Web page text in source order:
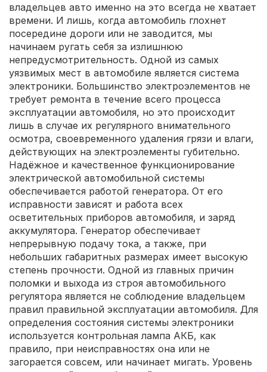
владельцев авто именно на это всегда не хватает
времени. И лишь, когда автомобиль глохнет
посередине дороги или не заводится, мы
начинаем ругать себя за излишнюю
непредусмотрительность. Одной из самых
уязвимых мест в автомобиле является система
электроники. Большинство электроэлементов не
требует ремонта в течение всего процесса
эксплуатации автомобиля, но это происходит
лишь в случае их регулярного внимательного
осмотра, своевременного удаления грязи и влаги,
действующих на электроэлементы губительно.
Надёжное и качественное функционирование
электрической автомобильной системы
обеспечивается работой генератора. От его
исправности зависят и работа всех
осветительных приборов автомобиля, и заряд
аккумулятора. Генератор обеспечивает
непрерывную подачу тока, а также, при
небольших габаритных размерах имеет высокую
степень прочности. Одной из главных причин
поломки и выхода из строя автомобильного
регулятора является не соблюдение владельцем
правил правильной эксплуатации автомобиля. Для
определения состояния системы электроники
используется контрольная лампа АКБ, как
правило, при неисправностях она или не
загорается совсем, или начинает мигать. Уровень